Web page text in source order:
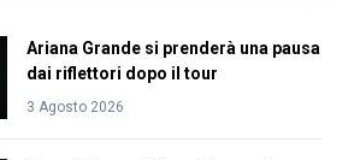
Ariana Grande si prenderà una pausa
dai riflettori dopo il tour
3 Agosto 2026